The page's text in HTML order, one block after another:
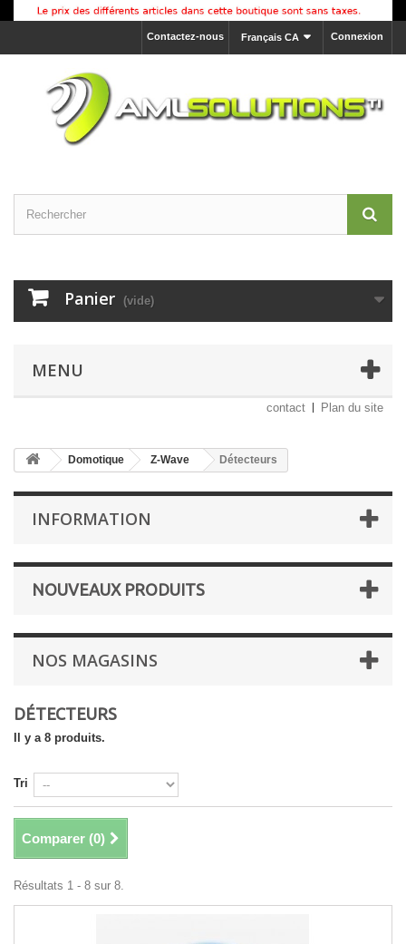
Connexion
Français CA
Contactez-nous
Panier (vide)
MENU
contact Plan du site
Domotique Z-Wave Détecteurs
INFORMATION
NOUVEAUX PRODUITS
NOS MAGASINS
DÉTECTEURS
Il y a 8 produits.
Tri
Comparer (0)
Résultats 1 - 8 sur 8.